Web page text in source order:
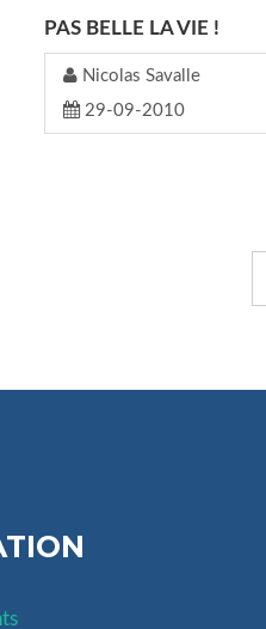
PAS BELLE LA VIE !
Nicolas Savalle
29-09-2010